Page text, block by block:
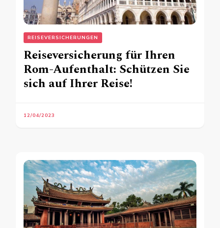
REISEVERSICHERUNGEN
Reiseversicherung für Ihren
Rom-Aufenthalt: Schützen Sie
sich auf Ihrer Reise!
12/04/2023